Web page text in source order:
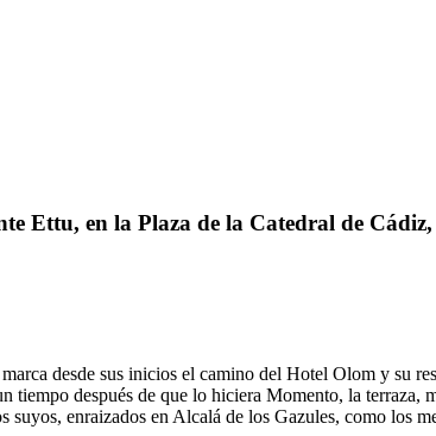
Ettu, en la Plaza de la Catedral de
desde sus inicios el camino del Hotel Olom y su
después de que lo hiciera Momento, la terraza,
suyos, enraizados en Alcalá de los Gazules, como los